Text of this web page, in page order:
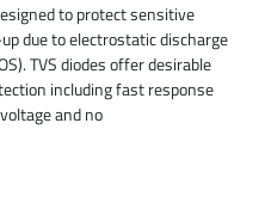
to protect sensitive
due to electrostatic discharge
TVS diodes offer desirable
including fast response
and no